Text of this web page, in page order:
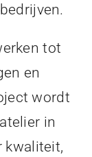
tot
en
wordt
in
kwaliteit,